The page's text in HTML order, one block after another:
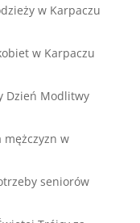
w Karpaczu
w Karpaczu
Dzień Modlitwy
mężczyzn w
seniorów